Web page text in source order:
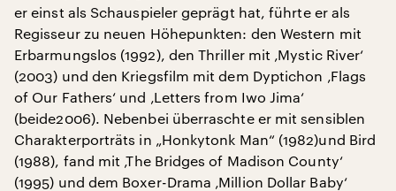
er einst als Schauspieler geprägt hat, führte er als
Regisseur zu neuen Höhepunkten: den Western mit
Erbarmungslos (1992), den Thriller mit ‚Mystic River‘
(2003) und den Kriegsfilm mit dem Dyptichon ‚Flags
of Our Fathers‘ und ‚Letters from Iwo Jima‘
(beide2006). Nebenbei überraschte er mit sensiblen
Charakterporträts in „Honkytonk Man“ (1982)und Bird
(1988), fand mit ‚The Bridges of Madison County‘
(1995) und dem Boxer-Drama ‚Million Dollar Baby‘